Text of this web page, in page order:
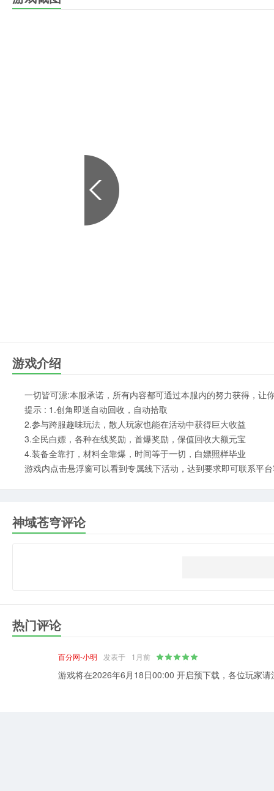
游戏介绍
一切皆可漂:本服承诺，所有内容都可通过本服内的努力获得，让
提示 : 1.创角即送自动回收，自动拾取
2.参与跨服趣味玩法，散人玩家也能在活动中获得巨大收益
3.全民白嫖，各种在线奖励，首爆奖励，保值回收大额元宝
4.装备全靠打，材料全靠爆，时间等于一切，白嫖照样毕业
游戏内点击悬浮窗可以看到专属线下活动，达到要求即可联系平
神域苍穹评论
热门评论
百分网-小明 发表于 1月前
游戏将在2026年6月18日00:00 开启预下载，各位玩家请